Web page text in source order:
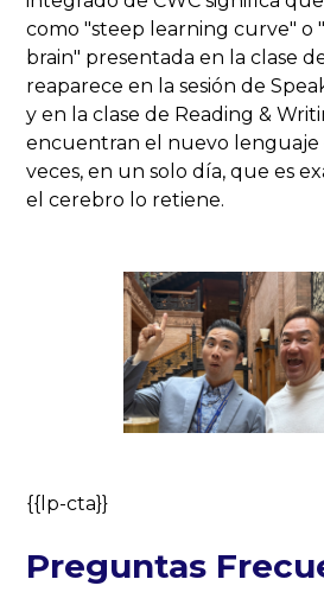
como "steep learning curve" o
brain" presentada en la clase
reaparece en la sesión de
y en la clase de Reading &
encuentran el nuevo lenguaje
veces, en un solo día, que es
el cerebro lo retiene.
{{lp-cta}}
Preguntas